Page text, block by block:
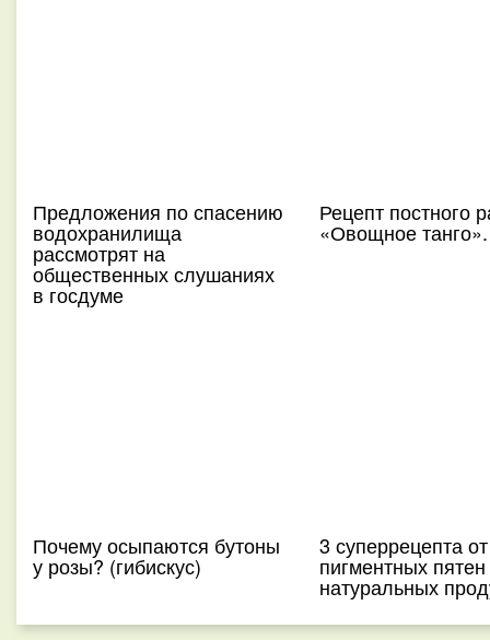
Предложения по спасению
водохранилища
рассмотрят на
общественных слушаниях
в госдуме
Рецепт постного
«Овощное
Почему осыпаются бутоны
у розы? (гибискус)
3 суперрецепта от
пигментных пятен
натуральных